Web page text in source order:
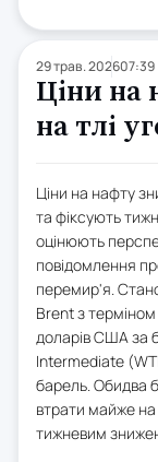
29 трав. 202607:39
Ціни на
на тлі
Ціни на нафту
та фіксують
оцінюють
повідомлення
перемир'я.
Brent з
доларів США за
Intermediate
барель. Обидва
втрати майже
тижневим